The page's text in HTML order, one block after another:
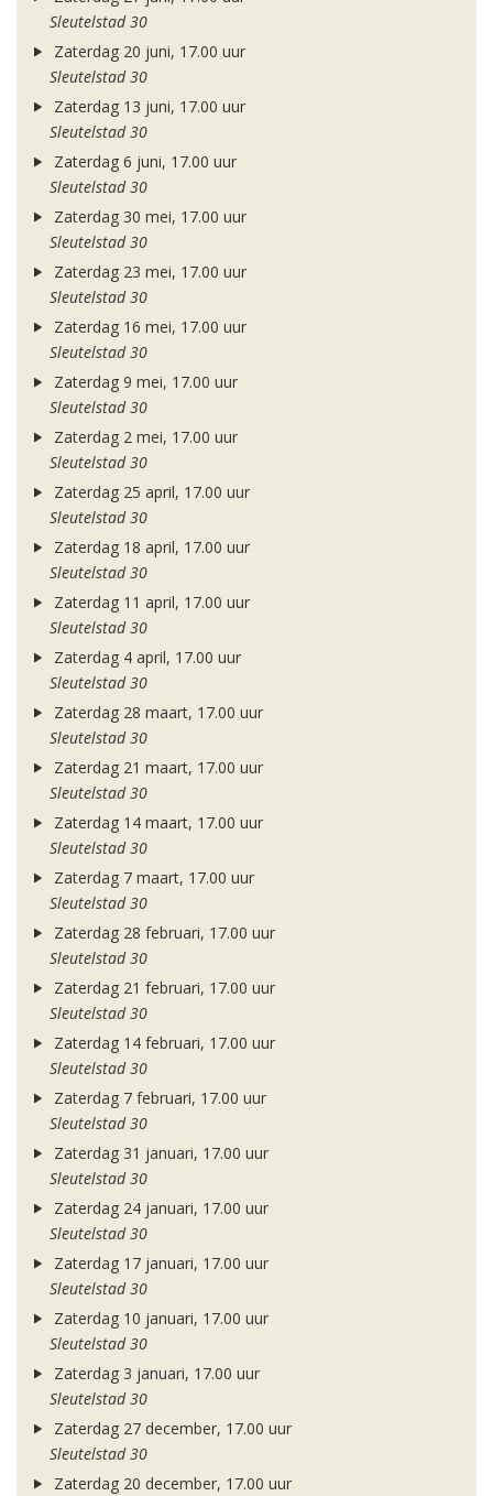
Sleutelstad 30
Zaterdag 20 juni, 17.00 uur
Sleutelstad 30
Zaterdag 13 juni, 17.00 uur
Sleutelstad 30
Zaterdag 6 juni, 17.00 uur
Sleutelstad 30
Zaterdag 30 mei, 17.00 uur
Sleutelstad 30
Zaterdag 23 mei, 17.00 uur
Sleutelstad 30
Zaterdag 16 mei, 17.00 uur
Sleutelstad 30
Zaterdag 9 mei, 17.00 uur
Sleutelstad 30
Zaterdag 2 mei, 17.00 uur
Sleutelstad 30
Zaterdag 25 april, 17.00 uur
Sleutelstad 30
Zaterdag 18 april, 17.00 uur
Sleutelstad 30
Zaterdag 11 april, 17.00 uur
Sleutelstad 30
Zaterdag 4 april, 17.00 uur
Sleutelstad 30
Zaterdag 28 maart, 17.00 uur
Sleutelstad 30
Zaterdag 21 maart, 17.00 uur
Sleutelstad 30
Zaterdag 14 maart, 17.00 uur
Sleutelstad 30
Zaterdag 7 maart, 17.00 uur
Sleutelstad 30
Zaterdag 28 februari, 17.00 uur
Sleutelstad 30
Zaterdag 21 februari, 17.00 uur
Sleutelstad 30
Zaterdag 14 februari, 17.00 uur
Sleutelstad 30
Zaterdag 7 februari, 17.00 uur
Sleutelstad 30
Zaterdag 31 januari, 17.00 uur
Sleutelstad 30
Zaterdag 24 januari, 17.00 uur
Sleutelstad 30
Zaterdag 17 januari, 17.00 uur
Sleutelstad 30
Zaterdag 10 januari, 17.00 uur
Sleutelstad 30
Zaterdag 3 januari, 17.00 uur
Sleutelstad 30
Zaterdag 27 december, 17.00 uur
Sleutelstad 30
Zaterdag 20 december, 17.00 uur